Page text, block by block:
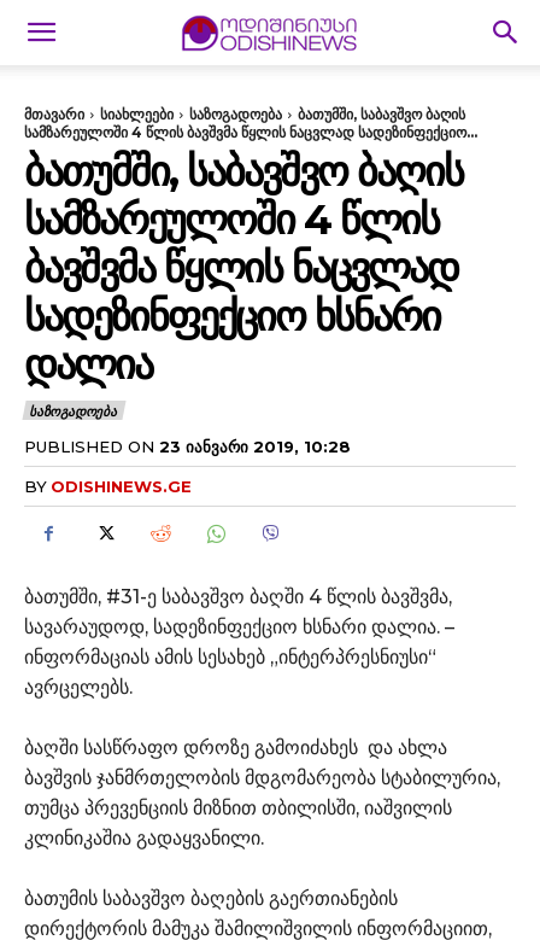
მთავარი სიახლეები საზოგადოება
ბათუმში, საბავშვო ბაღის
სამზარეულოში 4 წლის ბავშვმა წყლის ნაცვლად სადეზინფექციო...
ᲑᲐᲗᲣᲛᲨᲘ, ᲡᲐᲑᲐᲕᲨᲕᲝ ᲑᲐᲦᲘᲡ
ᲡᲐᲛᲖᲐᲠᲔᲣᲚᲝᲨᲘ 4 ᲬᲚᲘᲡ
ᲑᲐᲕᲨᲕᲛᲐ ᲬᲧᲚᲘᲡ ᲜᲐᲪᲕᲚᲐᲓ
ᲡᲐᲓᲔᲖᲘᲜᲤᲔᲥᲪᲘᲝ ᲮᲡᲜᲐᲠᲘ
ᲓᲐᲚᲘᲐ
ᲡᲐᲖᲝᲒᲐᲓᲝᲔᲑᲐ
PUBLISHED ON 23 ᲘᲐᲜᲕᲐᲠᲘ 2019, 10:28
BY ODISHINEWS.GE
ბათუმში, #31-ე საბავშვო ბაღში 4 წლის ბავშვმა,
სავარაუდოდ, სადეზინფექციო ხსნარი დალია. –
ინფორმაციას ამის სესახებ „ინტერპრესნიუსი“
ავრცელებს.
ბაღში სასწრაფო დროზე გამოიძახეს და ახლა
ბავშვის ჯანმრთელობის მდგომარეობა სტაბილურია,
თუმცა პრევენციის მიზნით თბილისში, იაშვილის
კლინიკაშია გადაყვანილი.
ბათუმის საბავშვო ბაღების გაერთიანების
დირექტორის მამუკა შამილიშვილის ინფორმაციით,